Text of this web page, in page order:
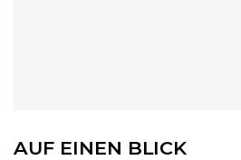
AUF EINEN BLICK